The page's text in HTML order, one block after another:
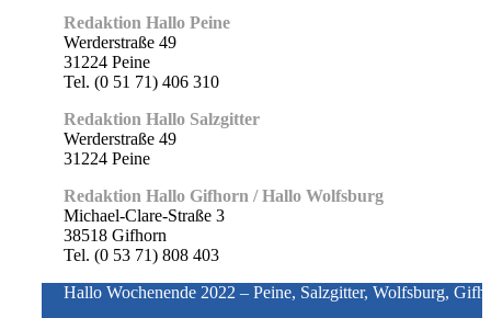
Redaktion Hallo Peine
Werderstraße 49
31224 Peine
Tel. (0 51 71) 406 310
Redaktion Hallo Salzgitter
Werderstraße 49
31224 Peine
Redaktion Hallo Gifhorn / Hallo Wolfsburg
Michael-Clare-Straße 3
38518 Gifhorn
Tel. (0 53 71) 808 403
Hallo Wochenende 2022 – Peine, Salzgitter, Wolfsburg,